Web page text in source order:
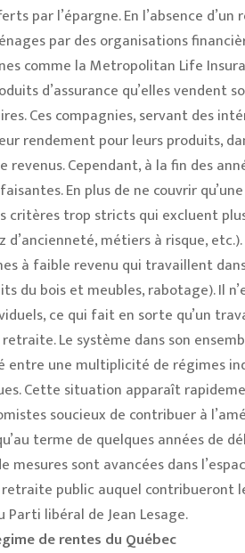
par l’épargne. En l’absence
par des organisations
comme la Metropolitan Life
d’assurance qu’elles vendent
Ces compagnies, servant des
rendement pour leurs produits,
Cependant, à la fin des
En plus de ne couvrir
critères trop stricts qui excluent
d’ancienneté, métiers à risque,
à faible revenu qui travaillent
du bois et meubles, rabotage). Il
ce qui fait en sorte qu’un
Le système dans son
entre une multiplicité de régimes
Cette situation apparaît
soucieux de contribuer à
terme de quelques années de
mesures sont avancées dans
public auquel contribueront
libéral de Jean Lesage.
de rentes du Québec